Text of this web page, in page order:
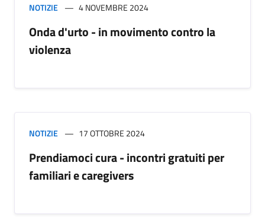
NOTIZIE 4 NOVEMBRE 2024
Onda d'urto - in movimento contro la
violenza
NOTIZIE 17 OTTOBRE 2024
Prendiamoci cura - incontri gratuiti per
familiari e caregivers